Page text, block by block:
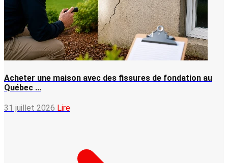
Acheter une maison avec des fissures de fondation au
Québec ...
31 juillet 2026 Lire